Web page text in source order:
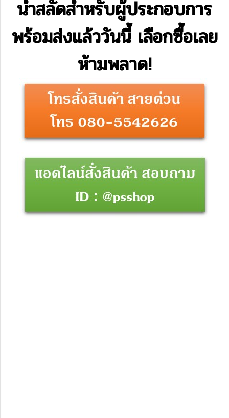
น้ำสลัดสำหรับผู้ประกอบการ
พร้อมส่งแล้ววันนี้ เลือกซื้อเลย
ห้ามพลาด!